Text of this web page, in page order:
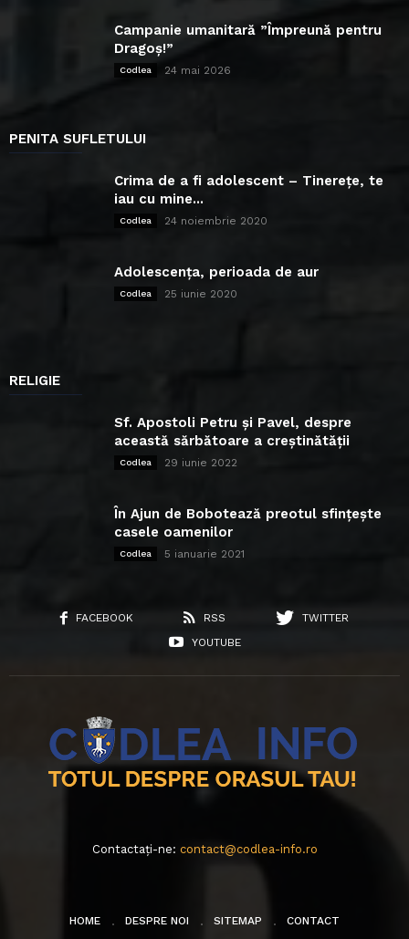
Campanie umanitară ”Împreună pentru
Dragoș!”
Codlea 24 mai 2026
PENITA SUFLETULUI
Crima de a fi adolescent – Tinerețe, te
iau cu mine...
Codlea 24 noiembrie 2020
Adolescența, perioada de aur
Codlea 25 iunie 2020
RELIGIE
Sf. Apostoli Petru și Pavel, despre
această sărbătoare a creștinătății
Codlea 29 iunie 2022
În Ajun de Bobotează preotul sfințește
casele oamenilor
Codlea 5 ianuarie 2021
FACEBOOK RSS
TWITTER
YOUTUBE
Contactați-ne: contact@codlea-info.ro
HOME DESPRE NOI SITEMAP CONTACT